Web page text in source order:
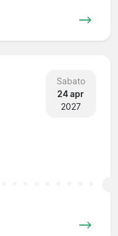
Sabato
24 apr
2027